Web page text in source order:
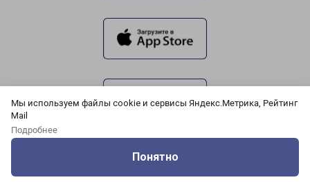
Мы используем файлы cookie и сервисы Яндекс.Метрика, Рейтинг
Mail
Подробнее
Понятно